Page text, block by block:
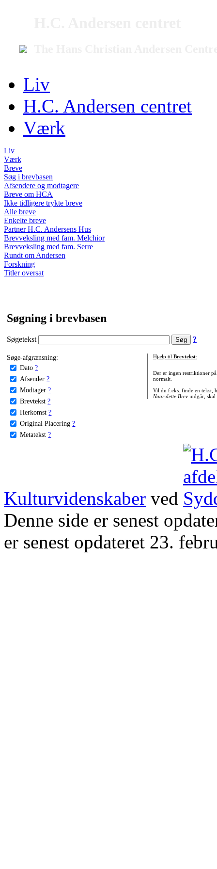
Liv
H.C. Andersen centret
Værk
Liv
Værk
Breve
Søg i brevbasen
Afsendere og modtagere
Breve om HCA
Ikke tidligere trykte breve
Alle breve
Enkelte breve
Partner H.C. Andersens Hus
Brevveksling med fam. Melchior
Brevveksling med fam. Serre
Rundt om Andersen
Forskning
Titler oversat
Søgning i brevbasen
Søgetekst ?
Søge-afgrænsning:
Dato ?
Afsender ?
Modtager ?
Brevtekst ?
Herkomst ?
Original Placering ?
Metatekst ?
Hjælp til Brevtekst:
Der er ingen restriktioner
normalt.
Vil du f.eks. finde en tekst,
Naar dette Brevindgår, skal
Kulturvidenskaber ved
Denne side er senest
er senest opdateret 23.